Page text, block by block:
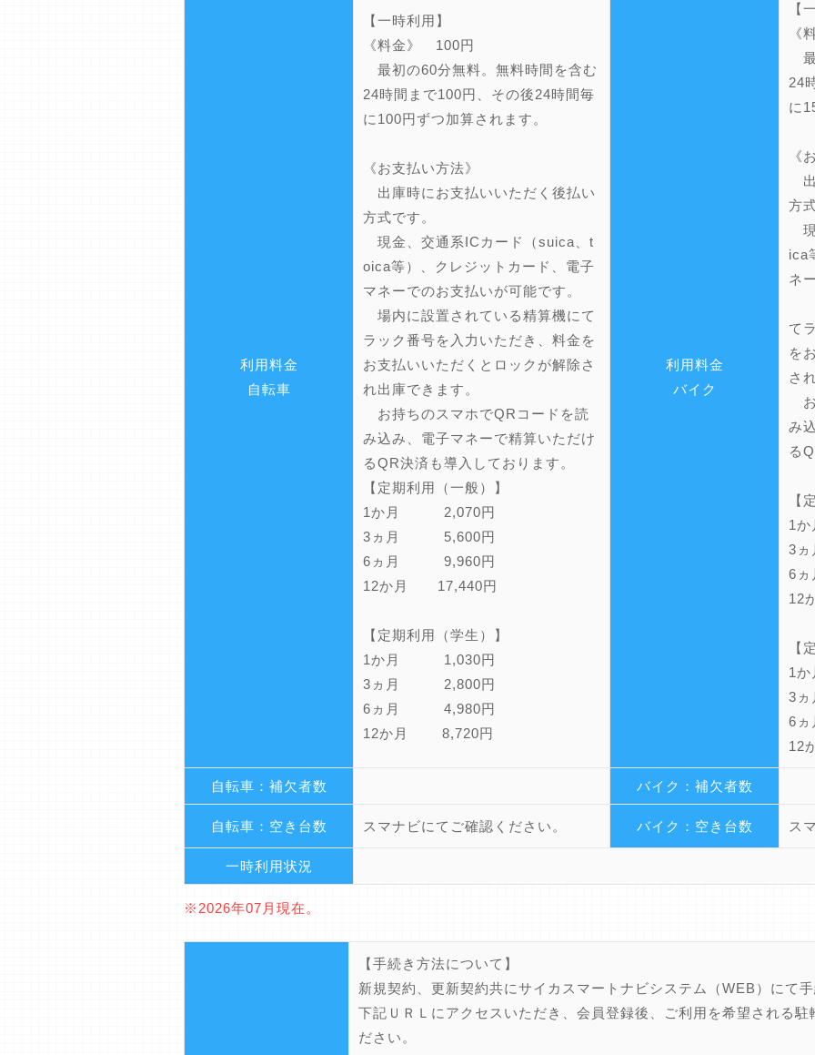
利用料金
自転車
【一時利用】
《料金》 100円
最初の60分無料。無料時間を含む
24時間まで100円、その後24時間毎
に100円ずつ加算されます。
《お支払い方法》
出庫時にお支払いいただく後払い
方式です。
現金、交通系ICカード（suica、t
oica等）、クレジットカード、電子
マネーでのお支払いが可能です。
場内に設置されている精算機にて
ラック番号を入力いただき、料金を
お支払いいただくとロックが解除さ
れ出庫できます。
お持ちのスマホでQRコードを読
み込み、電子マネーで精算いただけ
るQR決済も導入しております。
【定期利用（一般）】
1か月 2,070円
3ヵ月 5,600円
6ヵ月 9,960円
12か月 17,440円
【定期利用（学生）】
1か月 1,030円
3ヵ月 2,800円
6ヵ月 4,980円
12か月 8,720円
利用料金
バイク
【
《
最
24
に
《
出
方
現
ica
ネ
て
を
さ
お
み
る
【
1
3
6
12
【
1
3
6
12
自転車：補欠者数 バイク：補欠者数
自転車：空き台数 スマナビにてご確認ください。 バイク：空き台数 ス
一時利用状況
※2026年07月現在。
【手続き方法について】
新規契約、更新契約共にサイカスマートナビシステム（WEB）にて
下記ＵＲＬにアクセスいただき、会員登録後、ご利用を希望される
ださい。